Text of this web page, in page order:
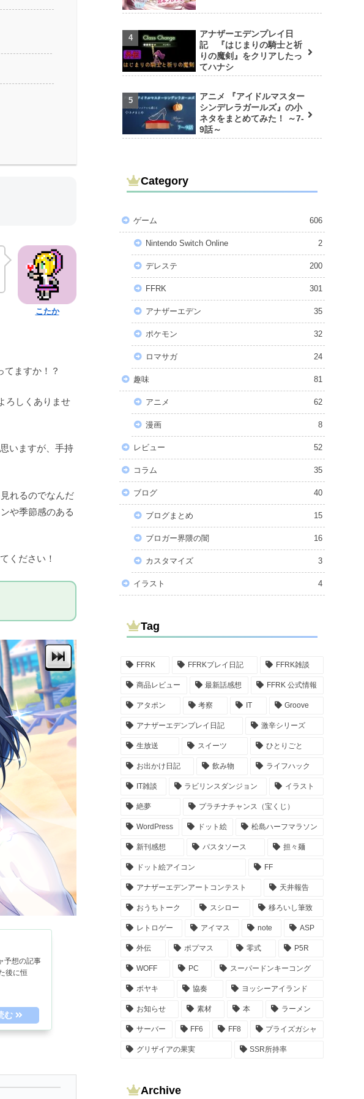
こたか
ますか！？
ろしくありませ
いますが、手持
れるのでなんだ
や季節感のある
ください！
予想の記事
後に恒
アナザーエデンプレイ日
記 『はじまりの騎士と祈
りの魔剣』をクリアしたっ
てハナシ
アニメ 『アイドルマスター
シンデレラガールズ』の小
ネタをまとめてみた！ ～7-
9話～
Category
ゲーム 606
Nintendo Switch Online 2
デレステ 200
FFRK 301
アナザーエデン 35
ポケモン 32
ロマサガ 24
趣味 81
アニメ 62
漫画 8
レビュー 52
コラム 35
ブログ 40
ブログまとめ 15
ブロガー界隈の闇 16
カスタマイズ 3
イラスト 4
Tag
FFRK FFRKプレイ日記 FFRK雑談
商品レビュー 最新話感想 FFRK 公式情報
アタポン 考察 IT Groove
アナザーエデンプレイ日記 激辛シリーズ
生放送 スイーツ ひとりごと
お出かけ日記 飲み物 ライフハック
IT雑談 ラビリンスダンジョン イラスト
絶夢 プラチナチャンス（宝くじ）
WordPress ドット絵 松島ハーフマラソン
新刊感想 パスタソース 担々麺
ドット絵アイコン FF
アナザーエデンアートコンテスト 天井報告
おうちトーク スシロー 移ろいし筆致
レトロゲー アイマス note ASP
外伝 ポプマス 零式 P5R
WOFF PC スーパードンキーコング
ボヤキ 協奏 ヨッシーアイランド
お知らせ 素材 本 ラーメン
サーバー FF6 FF8 プライズガシャ
グリザイアの果実 SSR所持率
Archive